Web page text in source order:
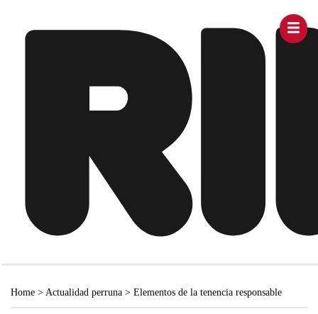
Home > Actualidad perruna > Elementos de la tenencia responsable